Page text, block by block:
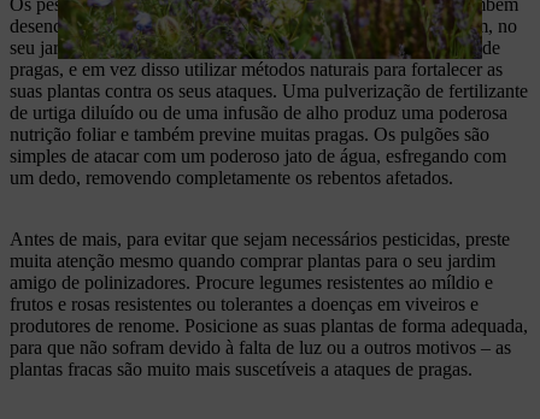
Os pesticidas mantêm as suas plantas livres de pragas, mas também
desencorajam os insetos benéficos, incluindo as abelhas. Assim, no
seu jardim amigo das abelhas deve evitar este tipo de controlo de
pragas, e em vez disso utilizar métodos naturais para fortalecer as
suas plantas contra os seus ataques. Uma pulverização de fertilizante
de urtiga diluído ou de uma infusão de alho produz uma poderosa
nutrição foliar e também previne muitas pragas. Os pulgões são
simples de atacar com um poderoso jato de água, esfregando com
um dedo, removendo completamente os rebentos afetados.
Antes de mais, para evitar que sejam necessários pesticidas, preste
muita atenção mesmo quando comprar plantas para o seu jardim
amigo de polinizadores. Procure legumes resistentes ao míldio e
frutos e rosas resistentes ou tolerantes a doenças em viveiros e
produtores de renome. Posicione as suas plantas de forma adequada,
para que não sofram devido à falta de luz ou a outros motivos – as
plantas fracas são muito mais suscetíveis a ataques de pragas.